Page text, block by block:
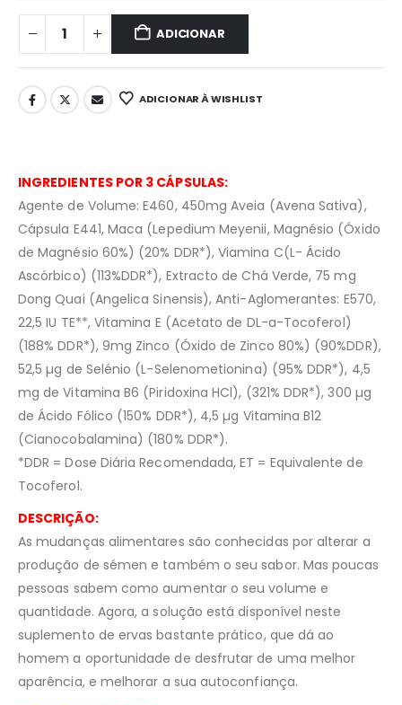
ADICIONAR
ADICIONAR À WISHLIST
INGREDIENTES POR 3 CÁPSULAS:
Agente de Volume: E460, 450mg Aveia (Avena Sativa),
Cápsula E441, Maca (Lepedium Meyenii, Magnésio (Óxido
de Magnésio 60%) (20% DDR*), Viamina C(L- Ácido
Ascórbico) (113%DDR*), Extracto de Chá Verde, 75 mg
Dong Quai (Angelica Sinensis), Anti-Aglomerantes: E570,
22,5 IU TE**, Vitamina E (Acetato de DL-a-Tocoferol)
(188% DDR*), 9mg Zinco (Óxido de Zinco 80%) (90%DDR),
52,5 µg de Selénio (L-Selenometionina) (95% DDR*), 4,5
mg de Vitamina B6 (Piridoxina HCl), (321% DDR*), 300 µg
de Ácido Fólico (150% DDR*), 4,5 µg Vitamina B12
(Cianocobalamina) (180% DDR*).
*DDR = Dose Diária Recomendada, ET = Equivalente de
Tocoferol.
DESCRIÇÃO:
As mudanças alimentares são conhecidas por alterar a
produção de sémen e também o seu sabor. Mas poucas
pessoas sabem como aumentar o seu volume e
quantidade. Agora, a solução está disponível neste
suplemento de ervas bastante prático, que dá ao
homem a oportunidade de desfrutar de uma melhor
aparência, e melhorar a sua autoconfiança.